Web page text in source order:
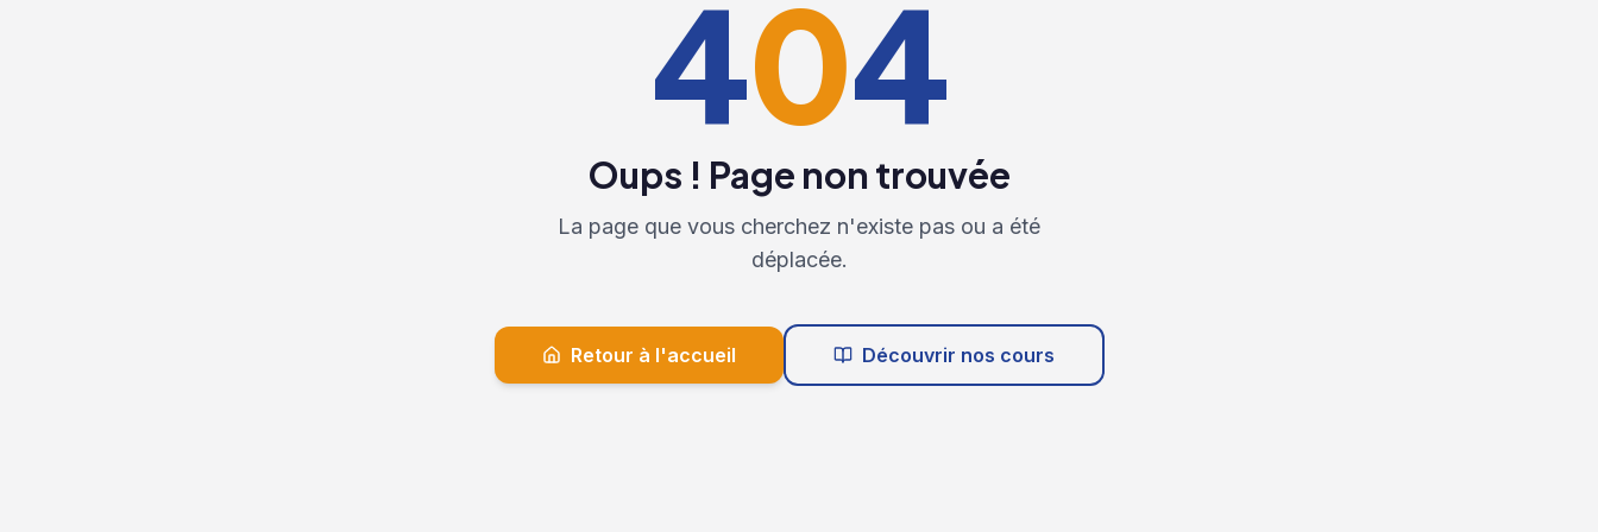
404
Oups ! Page non trouvée
La page que vous cherchez n'existe pas ou a été
déplacée.
Retour à l'accueil Découvrir nos cours